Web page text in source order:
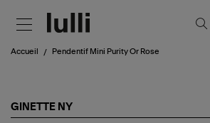
Accueil Pendentif Mini Purity Or Rose
GINETTE NY